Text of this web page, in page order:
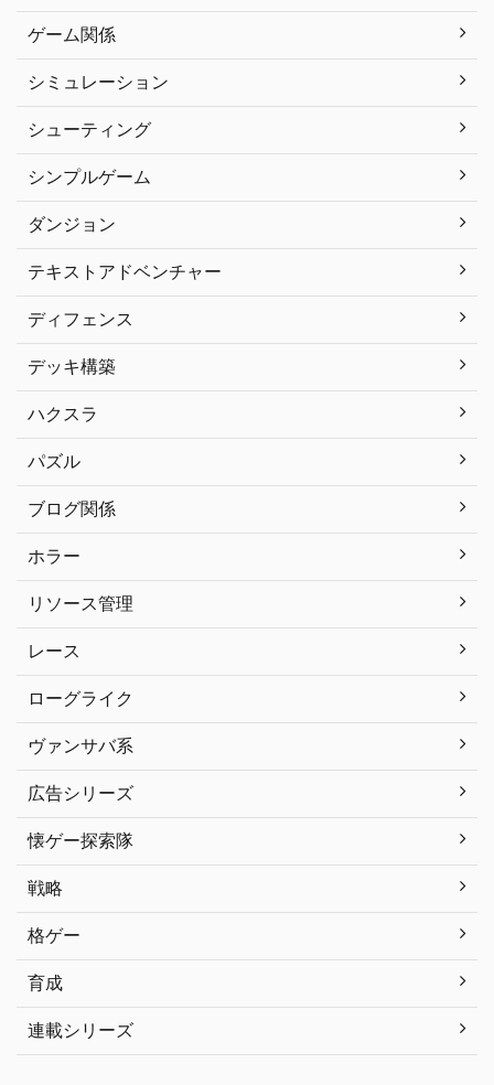
ゲーム関係
シミュレーション
シューティング
シンプルゲーム
ダンジョン
テキストアドベンチャー
ディフェンス
デッキ構築
ハクスラ
パズル
ブログ関係
ホラー
リソース管理
レース
ローグライク
ヴァンサバ系
広告シリーズ
懐ゲー探索隊
戦略
格ゲー
育成
連載シリーズ